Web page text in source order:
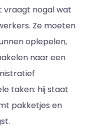
vraagt nogal wat
Ze moeten
oplepelen,
naar een
taken: hij staat
pakketjes en